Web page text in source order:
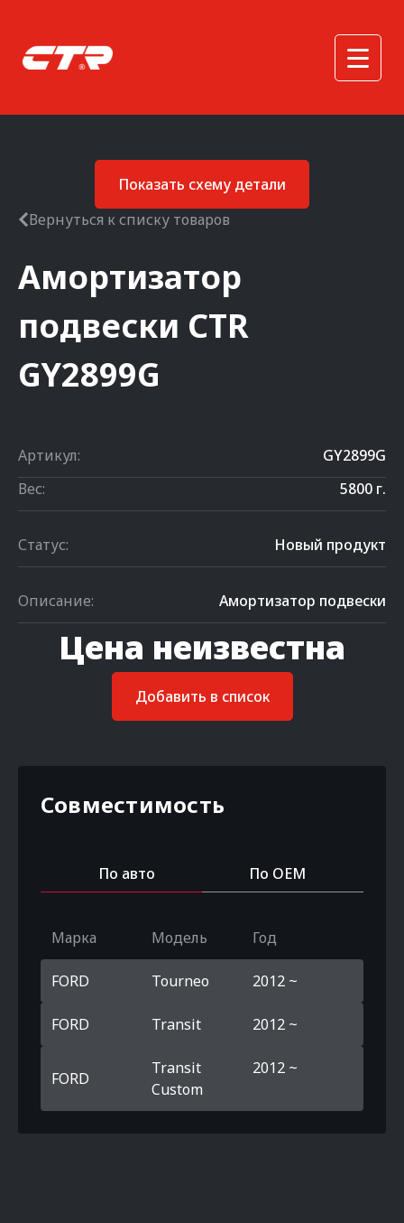
Показать схему детали
Вернуться к списку товаров
Амортизатор
подвески CTR
GY2899G
Артикул:
GY2899G
Вес:
5800 г.
Статус: Новый продукт
Описание: Амортизатор подвески
Цена неизвестна
Добавить в список
Совместимость
По авто По OEM
Марка Модель Год
FORD Tourneo 2012 ~
FORD Transit 2012 ~
FORD
Transit
Custom
2012 ~